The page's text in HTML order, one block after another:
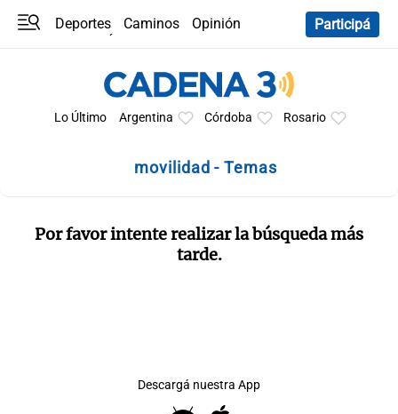
Deportes Caminos
Opinión
Participá
Lo Último Argentina Córdoba Rosario
movilidad - Temas
Por favor intente realizar la búsqueda más
tarde.
Descargá nuestra App